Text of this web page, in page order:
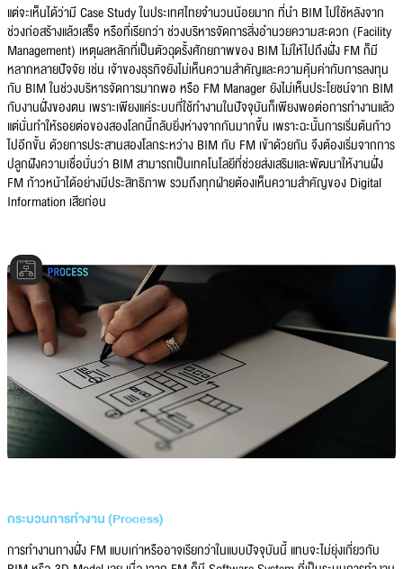
แต่จะเห็นได้ว่ามี Case Study ในประเทศไทยจำนวนน้อยมาก ที่นำ BIM ไปใช้หลังจาก
ช่วงก่อสร้างแล้วเสร็จ หรือที่เรียกว่า ช่วงบริหารจัดการสิ่งอำนวยความสะดวก (Facility
Management) เหตุผลหลักที่เป็นตัวฉุดรั้งศักยภาพของ BIM ไม่ให้ไปถึงฝั่ง FM ก็มี
หลากหลายปัจจัย เช่น เจ้าของธุรกิจยังไม่เห็นความสำคัญและความคุ้มค่ากับการลงทุน
กับ BIM ในช่วงบริหารจัดการมากพอ หรือ FM Manager ยังไม่เห็นประโยชน์จาก BIM
กับงานฝั่งของตน เพราะเพียงแค่ระบบที่ใช้ทำงานในปัจจุบันก็เพียงพอต่อการทำงานแล้ว
แต่นั่นทำให้รอยต่อของสองโลกนี้กลับยิ่งห่างจากกันมากขึ้น เพราะฉะนั้นการเริ่มต้นก้าว
ไปอีกขั้น ด้วยการประสานสองโลกระหว่าง BIM กับ FM เข้าด้วยกัน จึงต้องเริ่มจากการ
ปลูกฝังความเชื่อมั่นว่า BIM สามารถเป็นเทคโนโลยีที่ช่วยส่งเสริมและพัฒนาให้งานฝั่ง
FM ก้าวหน้าได้อย่างมีประสิทธิภาพ รวมถึงทุกฝ่ายต้องเห็นความสำคัญของ Digital
Information เสียก่อน
กระบวนการทำงาน (Process)
การทำงานทางฝั่ง FM แบบเก่าหรืออาจเรียกว่าในแบบปัจจุบันนี้ แทบจะไม่ยุ่งเกี่ยวกับ